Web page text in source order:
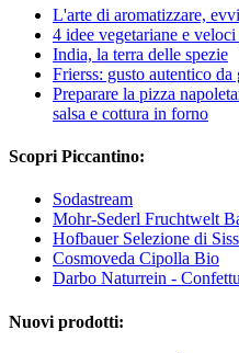
L'arte di aromatizzare,
4 idee vegetariane e veloci
India, la terra delle spezie
Frierss: gusto autentico da
Preparare la pizza
salsa e cottura in forno
Scopri Piccantino:
Sodastream
Mohr-Sederl Fruchtwelt
Hofbauer Selezione di
Cosmoveda Cipolla Bio
Darbo Naturrein -
Nuovi prodotti: